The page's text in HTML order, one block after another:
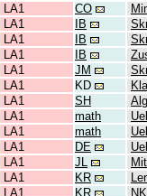
LA1 CO
LA1 IB
LA1 IB
LA1 IB
LA1 JM
LA1 KD
LA1 SH
LA1 math
LA1 math
LA1 DE
LA1 JL
LA1 KR
LA1 KR